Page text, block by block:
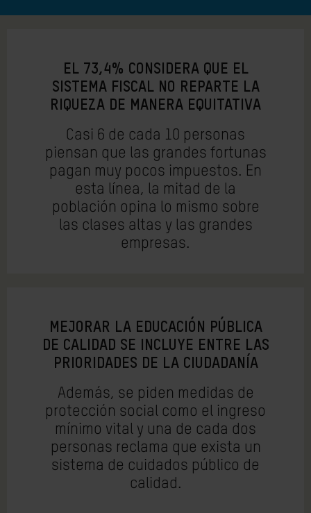
EL 73,4% CONSIDERA QUE EL
SISTEMA FISCAL NO REPARTE LA
RIQUEZA DE MANERA EQUITATIVA
Casi 6 de cada 10 personas
piensan que las grandes fortunas
pagan muy pocos impuestos. En
esta línea, la mitad de la
población opina lo mismo sobre
las clases altas y las grandes
empresas.
MEJORAR LA EDUCACIÓN PÚBLICA
DE CALIDAD SE INCLUYE ENTRE LAS
PRIORIDADES DE LA CIUDADANÍA
Además, se piden medidas de
protección social como el ingreso
mínimo vital y una de cada dos
personas reclama que exista un
sistema de cuidados público de
calidad.